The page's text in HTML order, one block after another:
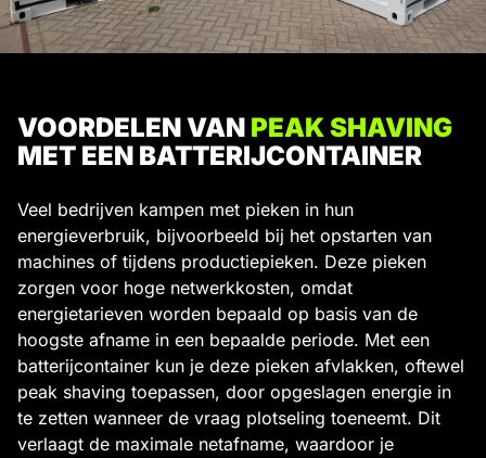
VOORDELEN VAN PEAK SHAVING
MET EEN BATTERIJCONTAINER
Veel bedrijven kampen met pieken in hun
energieverbruik, bijvoorbeeld bij het opstarten van
machines of tijdens productiepieken. Deze pieken
zorgen voor hoge netwerkkosten, omdat
energietarieven worden bepaald op basis van de
hoogste afname in een bepaalde periode. Met een
batterijcontainer kun je deze pieken afvlakken, oftewel
peak shaving toepassen, door opgeslagen energie in
te zetten wanneer de vraag plotseling toeneemt. Dit
verlaagt de maximale netafname, waardoor je